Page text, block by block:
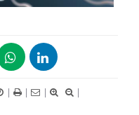
| | |
|